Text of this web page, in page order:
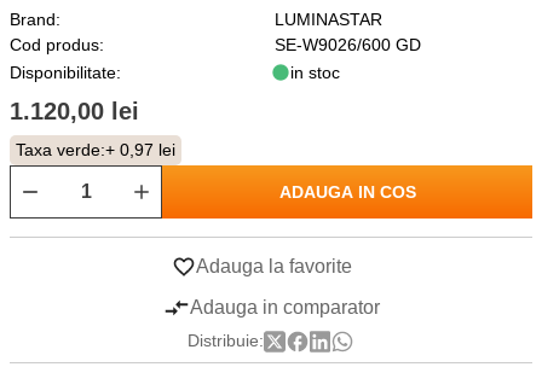
Brand:
LUMINASTAR
Cod produs:
SE-W9026/600 GD
Disponibilitate:
in stoc
1.120,00 lei
Taxa verde:+ 0,97 lei
ADAUGA IN COS
Adauga la favorite
Adauga in comparator
Distribuie: